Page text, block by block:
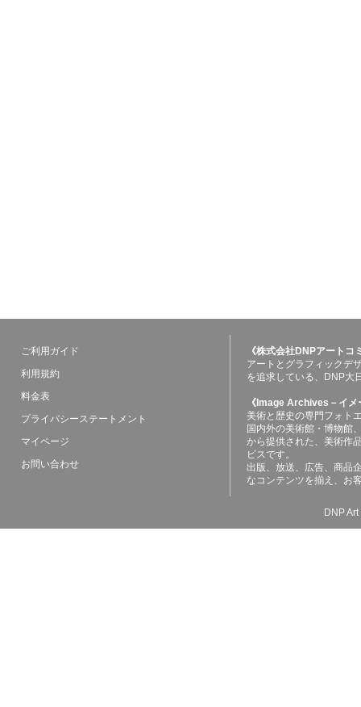
ご利用ガイド
利用規約
料金表
プライバシーステートメント
マイページ
お問い合わせ
《株式会社DNPアート
アートとグラフィックデ
を追求している、DNP大
《Image Archives－イ
美術と歴史の専門フォト
国内外の美術館・博物館
から提供された、美術作
ビスです。
出版、放送、広告、商品
なコンテンツを揃え、お
DNP